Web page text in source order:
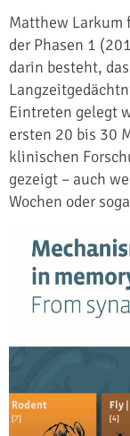
Matthew Larkum
der Phasen 1
darin besteht,
Eintreten gelegt
ersten 20 bis 30
klinischen
gezeigt – auch
Wochen oder